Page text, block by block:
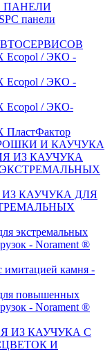
ПАНЕЛИ
панели
Ecopol / ЭКО -
Ecopol / ЭКО -
Ecopol / ЭКО-
ПластФактор
И КАУЧУКА
ИЗ КАУЧУКА ДЛЯ
экстремальных
- Norament ®
имитацией камня -
повышенных
- Norament ®